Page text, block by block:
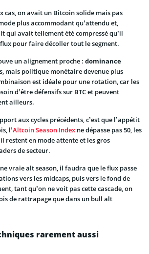
cas, on avait un Bitcoin solide mais pas
plus accommodant qu’attendu et,
qui avait tellement été compressé qu’il
pour faire décoller tout le segment.
un alignement proche : dominance
mais politique monétaire devenue plus
est idéale pour une rotation, car les
d’être défensifs sur BTC et peuvent
ailleurs.
aux cycles précédents, c’est que l’appétit
l’Altcoin Season Index ne dépasse pas 50, les
restent en mode attente et les gros
de secteur.
vraie alt season, il faudra que le flux passe
vers les midcaps, puis vers le fond de
tant qu’on ne voit pas cette cascade, on
de rattrapage que dans un bull alt
rarement aussi